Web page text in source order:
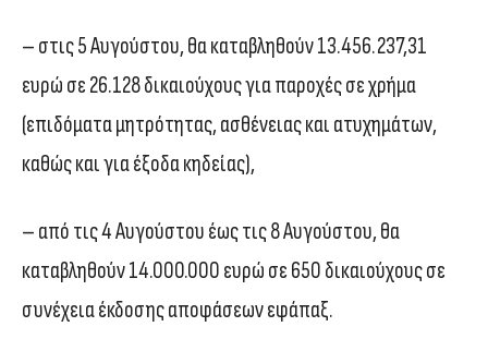
– στις 5 Αυγούστου, θα καταβληθούν 13.456.237,31
ευρώ σε 26.128 δικαιούχους για παροχές σε χρήμα
(επιδόματα μητρότητας, ασθένειας και ατυχημάτων,
καθώς και για έξοδα κηδείας),
– από τις 4 Αυγούστου έως τις 8 Αυγούστου, θα
καταβληθούν 14.000.000 ευρώ σε 650 δικαιούχους σε
συνέχεια έκδοσης αποφάσεων εφάπαξ.